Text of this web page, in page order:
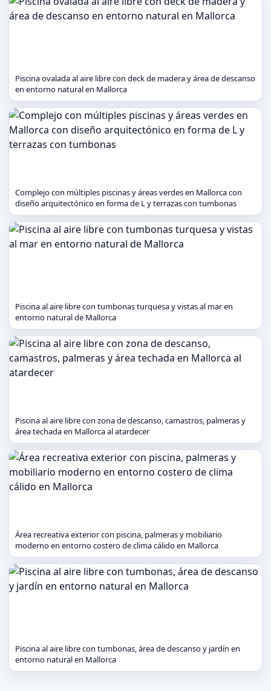
Piscina ovalada al aire libre con deck de madera y área de descanso
en entorno natural en Mallorca
Complejo con múltiples piscinas y áreas verdes en Mallorca con
diseño arquitectónico en forma de L y terrazas con tumbonas
Piscina al aire libre con tumbonas turquesa y vistas al mar en
entorno natural de Mallorca
Piscina al aire libre con zona de descanso, camastros, palmeras y
área techada en Mallorca al atardecer
Área recreativa exterior con piscina, palmeras y mobiliario
moderno en entorno costero de clima cálido en Mallorca
Piscina al aire libre con tumbonas, área de descanso y jardín en
entorno natural en Mallorca